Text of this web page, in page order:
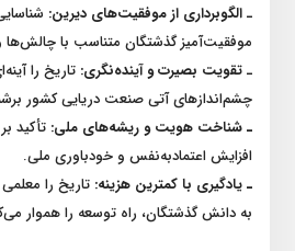
ـالگوبرداری از موفقیت‌های دیرین:
موفقیت‌آمیز گذشتگان متناسب با
ـتقویت بصیرت و آینده‌نگری: تاریخ را
چشم‌اندازهای آتی صنعت دریایی کشور
ـ شناخت هویت و ریشه‌های ملی: تأکید
افزایش اعتمادبه‌نفس و خودباوری ملی.
ـ یادگیری با کمترین هزینه: تاریخ را معلمی
به دانش گذشتگان، راه توسعه را هموار